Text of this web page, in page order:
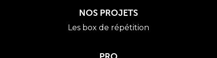
NOS PROJETS
Les box de répétition